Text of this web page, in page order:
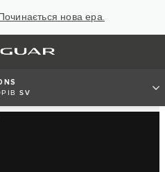
нова ера.
SV